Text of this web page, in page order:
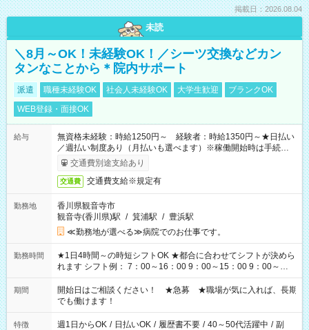
掲載日：2026.08.04
未読
＼8月～OK！未経験OK！／シーツ交換などカン
タンなことから＊院内サポート
派遣 職種未経験OK 社会人未経験OK 大学生歓迎
ブランクOK
WEB登録・面接OK
給与
無資格未経験：時給1250円～ 経験者：時給1350円～★日払い
／週払い制度あり（月払いも選べます）※稼働開始時は手続き完
了次第のお支払いとなります。
交通費別途支給あり
交通費 交通費支給※規定有
勤務地
香川県観音寺市
観音寺(香川県)駅 / 箕浦駅 / 豊浜駅
≪勤務地が選べる≫病院でのお仕事です。
勤務時間
★1日4時間～の時短シフトOK ★都合に合わせてシフトが決めら
れます シフト例： 7：00～16：00 9：00～15：00 9：00～
18：00 11：00～20：00 など ※Wワークの場合、他のお仕事と
合わせ週40時間超の就業はご案内できません ※法令に基づき、
週20時間以上勤務は社会保険への加入対象となります ※労働者
派遣法（日雇い派遣の原則禁止）により、短時間・短期間の就
業はご案内が難しい場合があります
期間
開始日はご相談ください！ ★急募 ★職場が気に入れば、長期
でも働けます！
特徴 週1日からOK / 日払いOK / 履歴書不要 / 40～50代活躍中 / 副